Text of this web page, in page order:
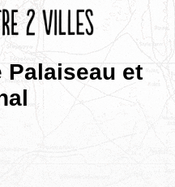
Palaiseau et